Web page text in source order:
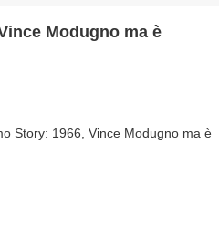
Modugno ma è